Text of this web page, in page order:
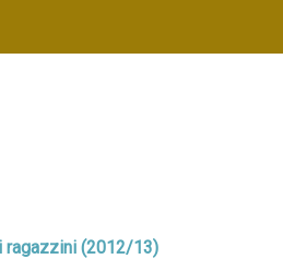
ragazzini (2012/13)